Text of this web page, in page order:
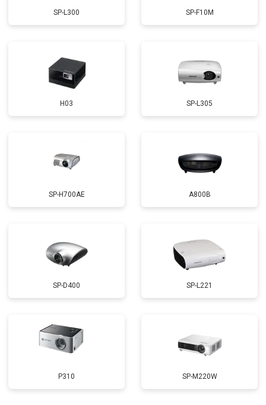
SP-L300 SP-F10M
H03 SP-L305
SP-H700AE A800B
SP-D400 SP-L221
P310 SP-M220W